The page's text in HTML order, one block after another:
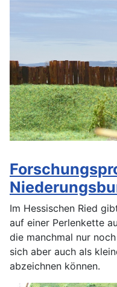
Im Hessischen Ried
auf einer Perlenkette
die manchmal nur
sich aber auch als
abzeichnen können.